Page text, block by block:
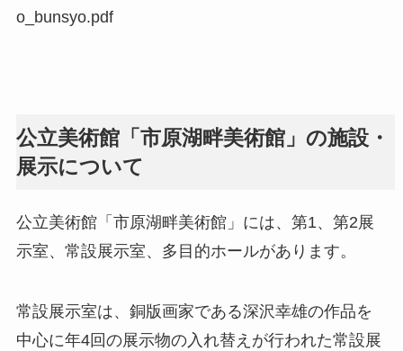
o_bunsyo.pdf
公立美術館「市原湖畔美術館」の施設・
展示について
公立美術館「市原湖畔美術館」には、第1、第2展
示室、常設展示室、多目的ホールがあります。
常設展示室は、銅版画家である深沢幸雄の作品を
中心に年4回の展示物の入れ替えが行われた常設展